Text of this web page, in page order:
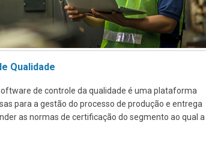
Qualidade
de controle da qualidade é uma plataforma
para a gestão do processo de produção e entrega
as normas de certificação do segmento ao qual a